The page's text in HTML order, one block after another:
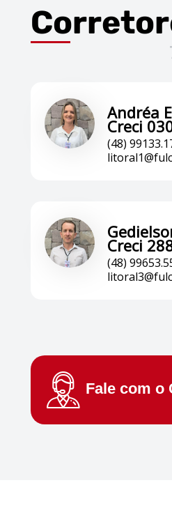
Andréa
Creci
(48)
Creci
(48)
Fale com o